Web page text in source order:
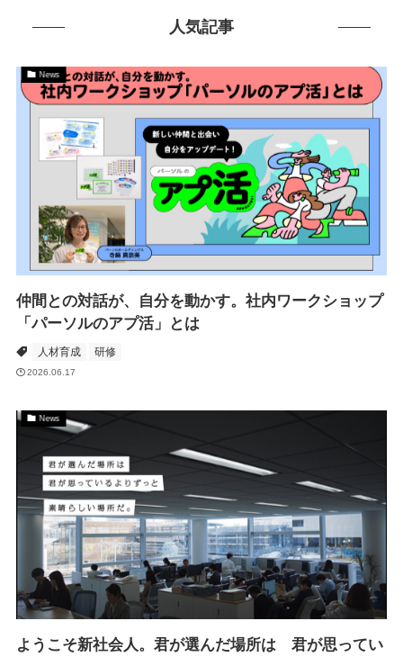
人気記事
News
仲間との対話が、自分を動かす。社内ワークショップ
「パーソルのアプ活」とは
人材育成 研修
2026.06.17
News
ようこそ新社会人。君が選んだ場所は 君が思ってい